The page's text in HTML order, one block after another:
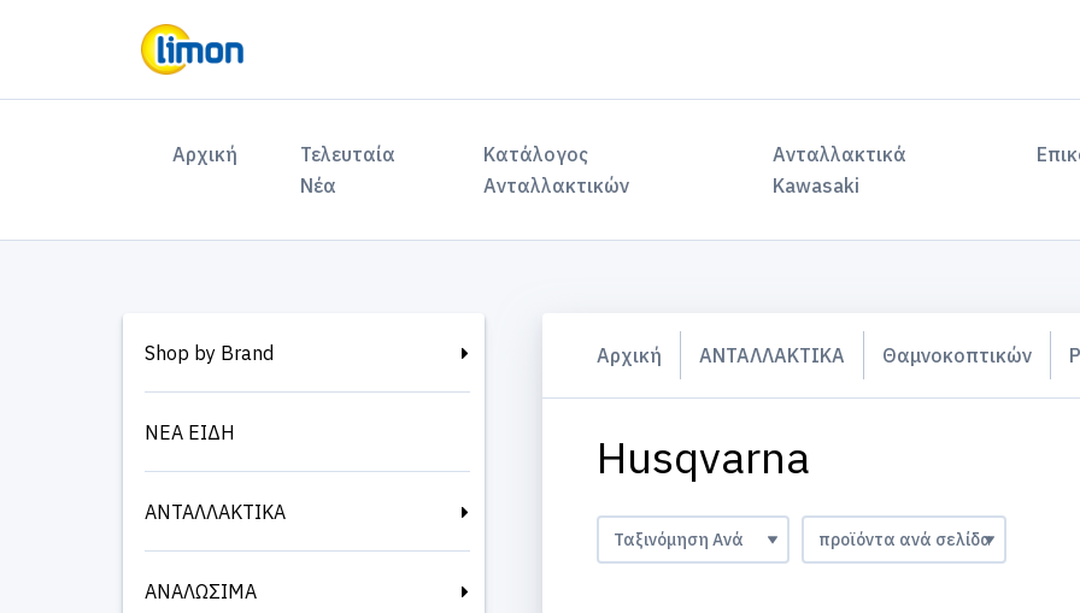
Αρχική (current)Τελευταία
Νέα
Κατάλογος
Ανταλλακτικών
Ανταλλακτικά
Kawasaki
Shop by Brand
ΝΕΑ ΕΙΔΗ
ΑΝΤΑΛΛΑΚΤΙΚΑ
ΑΝΑΛΩΣΙΜΑ
Αρχική ΑΝΤΑΛΛΑΚΤΙΚΑ Θαμνοκοπτικών
Husqvarna